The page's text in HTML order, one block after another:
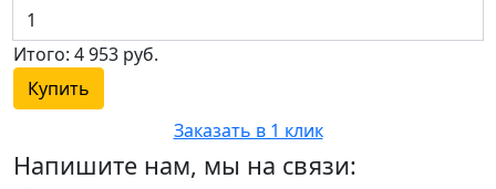
Итого: 4 953 руб.
Купить
Заказать в 1 клик
Напишите нам, мы на связи: